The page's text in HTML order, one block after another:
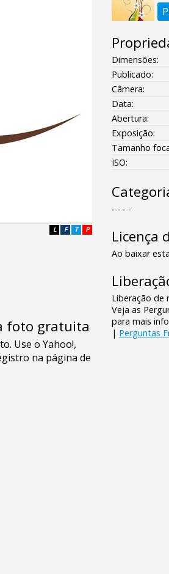
P
T
F
L
foto gratuita
Dimensões:
Publicado:
Câmera:
Data:
Abertura:
Exposição:
Tamanho
ISO:
- - - -
Licença
Ao baixar
Liberação de
Veja as
para mais
| Perguntas